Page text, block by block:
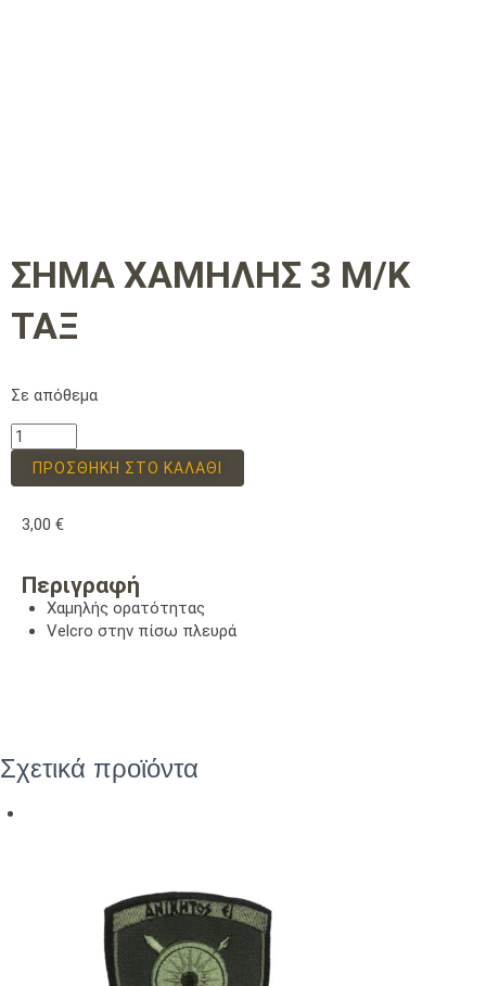
ΣΗΜΑ ΧΑΜΗΛΗΣ 3 Μ/Κ
ΤΑΞ
Σε απόθεμα
ΠΡΟΣΘΉΚΗ ΣΤΟ ΚΑΛΆΘΙ
3,00 €
Περιγραφή
Χαμηλής ορατότητας
Velcro στην πίσω πλευρά
Σχετικά προϊόντα